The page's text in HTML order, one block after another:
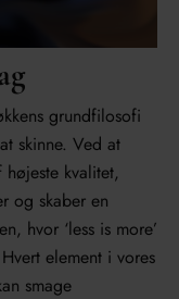
grundfilosofi
skinne. Ved at
kvalitet,
og skaber en
hvor ‘less is more’
element i vores
smage